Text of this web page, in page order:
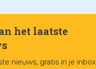
het laatste
nieuws, gratis in je inbox